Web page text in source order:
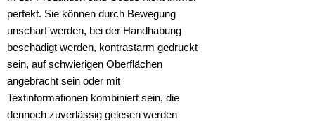
perfekt. Sie können durch Bewegung
unscharf werden, bei der Handhabung
beschädigt werden, kontrastarm gedruckt
sein, auf schwierigen Oberflächen
angebracht sein oder mit
Textinformationen kombiniert sein, die
dennoch zuverlässig gelesen werden